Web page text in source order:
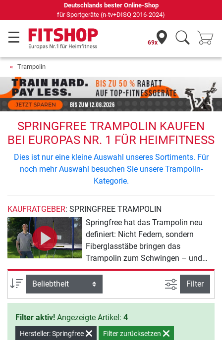
Deutschlands bester Online-Shop
für Sportgeräte (n-tv+DISQ 2016-2024)
69x
Trampolin
SPRINGFREE TRAMPOLIN KAUFEN
BEI EUROPAS NR. 1 FÜR HEIMFITNESS
Dies ist nur eine kleine Auswahl unseres Sortiments. Für
noch mehr Auswahl besuchen Sie unsere Trampolin-
Kategorie.
KAUFRATGEBER: SPRINGFREE TRAMPOLIN
Springfree hat das Trampolin neu
definiert: Nicht Federn, sondern
Fiberglasstäbe bringen das
Trampolin zum Schwingen – und
der Rahmen befindet sich weit
unterhalb der Sprungfläche. Das
patentierte federlose Design und die
besondere Konstruktion sind aus der
Idee entstanden, das sicherste
Trampolin der Welt zu entwickeln. In
Sortierung Ansicht
Filter
Filter aktiv! Angezeigte Artikel: 4
Hersteller: Springfree Filter zurücksetzen